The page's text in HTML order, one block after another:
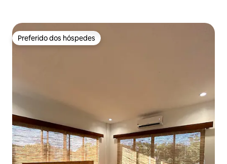
Preferido dos hóspedes
Preferido dos hóspedes